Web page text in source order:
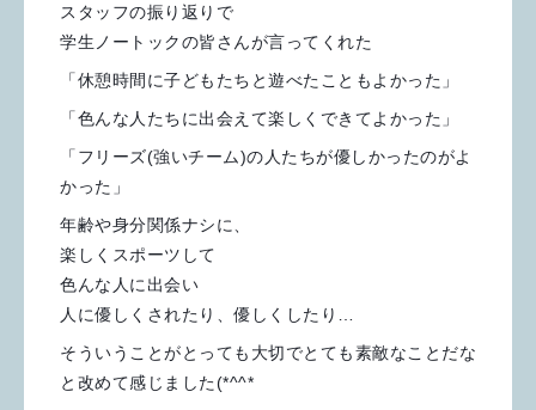
スタッフの振り返りで
学生ノートックの皆さんが言ってくれた
「休憩時間に子どもたちと遊べたこともよかった」
「色んな人たちに出会えて楽しくできてよかった」
「フリーズ(強いチーム)の人たちが優しかったのがよ
かった」
年齢や身分関係ナシに、
楽しくスポーツして
色んな人に出会い
人に優しくされたり、優しくしたり…
そういうことがとっても大切でとても素敵なことだな
と改めて感じました(*^^*ゞ